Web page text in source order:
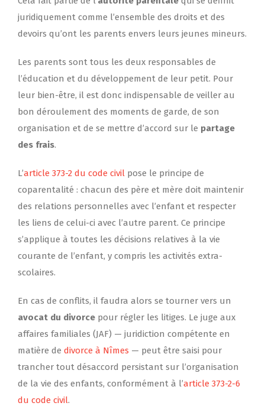
juridiquement comme l’ensemble des droits et des
devoirs qu’ont les parents envers leurs jeunes mineurs.
Les parents sont tous les deux responsables de
l’éducation et du développement de leur petit. Pour
leur bien-être, il est donc indispensable de veiller au
bon déroulement des moments de garde, de son
organisation et de se mettre d’accord sur le partage
des frais.
L’article 373-2 du code civil pose le principe de
coparentalité : chacun des père et mère doit maintenir
des relations personnelles avec l’enfant et respecter
les liens de celui-ci avec l’autre parent. Ce principe
s’applique à toutes les décisions relatives à la vie
courante de l’enfant, y compris les activités extra-
scolaires.
En cas de conflits, il faudra alors se tourner vers un
avocat du divorce pour régler les litiges. Le juge aux
affaires familiales (JAF) — juridiction compétente en
matière de divorce à Nîmes — peut être saisi pour
trancher tout désaccord persistant sur l’organisation
de la vie des enfants, conformément à l’article 373-2-6
du code civil.